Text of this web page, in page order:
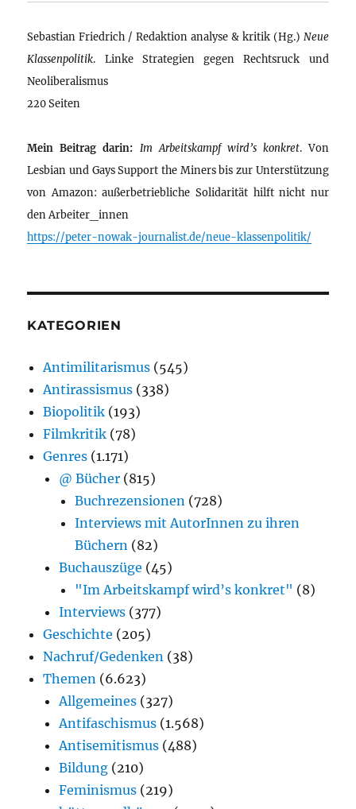
Sebastian Friedrich / Redaktion analyse & kritik (Hg.) Neue
Klassenpolitik. Linke Strategien gegen Rechtsruck und
Neoliberalismus
220 Seiten
Mein Beitrag darin: Im Arbeitskampf wird’s konkret. Von
Lesbian und Gays Support the Miners bis zur Unterstützung
von Amazon: außerbetriebliche Solidarität hilft nicht nur
den Arbeiter_innen
https://peter-nowak-journalist.de/neue-klassenpolitik/
KATEGORIEN
Antimilitarismus (545)
Antirassismus (338)
Biopolitik (193)
Filmkritik (78)
Genres (1.171)
@ Bücher (815)
Buchrezensionen (728)
Interviews mit AutorInnen zu ihren
Büchern (82)
Buchauszüge (45)
"Im Arbeitskampf wird’s konkret" (8)
Interviews (377)
Geschichte (205)
Nachruf/Gedenken (38)
Themen (6.623)
Allgemeines (327)
Antifaschismus (1.568)
Antisemitismus (488)
Bildung (210)
Feminismus (219)